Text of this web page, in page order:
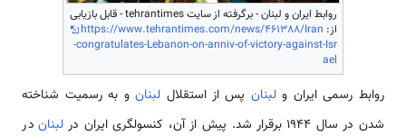
روابط ایران و لبنان - برگرفته از سایت tehrantimes - قابل بازیابی
از: https://www.tehrantimes.com/news/461388/Iran
-congratulates-Lebanon-on-anniv-of-victory-against-Isr
ael
روابط رسمی‌ ایران ولبنان پس از استقلال لبنانو به رسمیت شناخته
شدن در سال 1944 برقرار شد. پیش از آن، کنسولگری ایران در
لبنان در